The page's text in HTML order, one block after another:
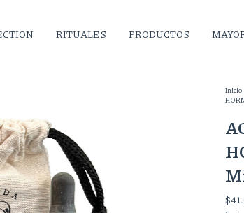
RITUALES PRODUCTOS
Inicio